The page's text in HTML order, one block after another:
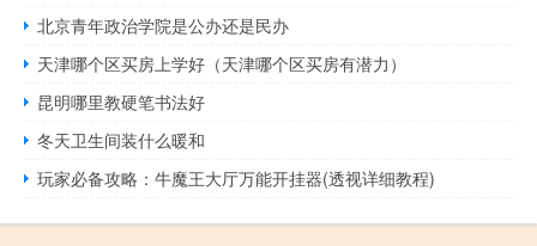
北京青年政治学院是公办还是民办
天津哪个区买房上学好（天津哪个区买房有潜力）
昆明哪里教硬笔书法好
冬天卫生间装什么暖和
玩家必备攻略：牛魔王大厅万能开挂器(透视详细教程)